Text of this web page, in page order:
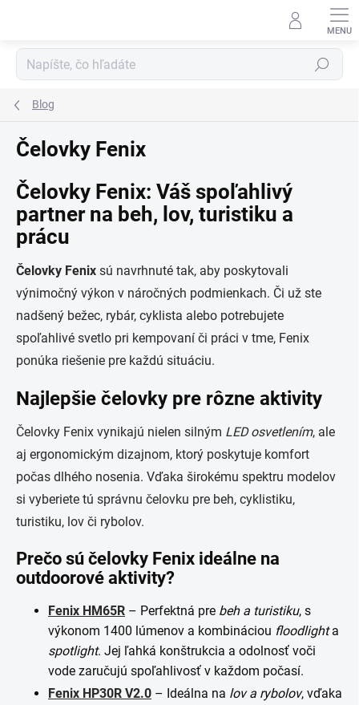
Hľadať
Blog
Čelovky Fenix
Čelovky Fenix: Váš spoľahlivý
partner na beh, lov, turistiku a
prácu
Čelovky Fenix sú navrhnuté tak, aby poskytovali
výnimočný výkon v náročných podmienkach. Či už ste
nadšený bežec, rybár, cyklista alebo potrebujete
spoľahlivé svetlo pri kempovaní či práci v tme, Fenix
ponúka riešenie pre každú situáciu.
Najlepšie čelovky pre rôzne aktivity
Čelovky Fenix vynikajú nielen silným LED osvetlením, ale
aj ergonomickým dizajnom, ktorý poskytuje komfort
počas dlhého nosenia. Vďaka širokému spektru modelov
si vyberiete tú správnu čelovku pre beh, cyklistiku,
turistiku, lov či rybolov.
Prečo sú čelovky Fenix ideálne na
outdoorové aktivity?
Fenix HM65R – Perfektná pre beh a turistiku, s
výkonom 1400 lúmenov a kombináciou floodlighta
spotlight. Jej ľahká konštrukcia a odolnosť voči
vode zaručujú spoľahlivosť v každom počasí​.
Fenix HP30R V2.0 – Ideálna na lov a rybolov, vďaka